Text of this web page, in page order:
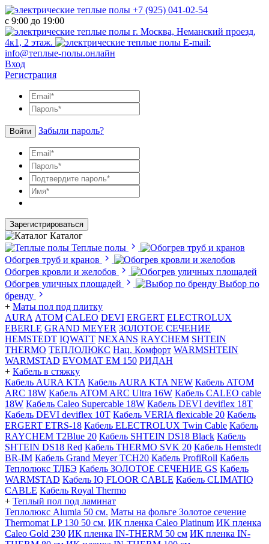
+7 (925) 041-02-54
с 9:00 до 19:00
г. Москва, Неманский проезд,
4к1, 2 этаж.
E-mail:
info@теплые-полы.онлайн
Вход
Регистрация
Войти Забыли пароль?
Зарегистрироваться
Каталог
Теплые полы
Обогрев труб и кранов
Обогрев кровли и желобов
Обогрев уличных площадей
Выбор по
бренду
+ Маты пол под плитку
AURA АТОМ CALEO DEVI ERGERT ELECTROLUX
EBERLE GRAND MEYER ЗОЛОТОЕ СЕЧЕНИЕ
HEMSTEDT IQWATT NEXANS RAYCHEM SHTEIN
THERMO ТЕПЛОЛЮКС Нац. Комфорт WARMSHTEIN
WARMSTAD EVOMAT EM 150 РИДАН
+ Кабель в стяжку
Кабель AURA KTA Кабель AURA KTA NEW Кабель ATOM
ARC 18W Кабель ATOM ARC Ultra 16W Кабель CALEO cable
18W Кабель Caleo Supercable 18W Кабель DEVI deviflex 18T
Кабель DEVI deviflex 10T Кабель VERIA flexicable 20 Кабель
ERGERT ETRS-18 Кабель ELECTROLUX Twin Cable Кабель
RAYCHEM T2Blue 20 Кабель SHTEIN DS18 Black Кабель
SHTEIN DS18 Red Кабель THERMO SVK 20 Кабель Hemstedt
BR-IM Кабель Grand Meyer TCH20 Кабель ProfiRoll Кабель
Теплолюкс ТЛБЭ Кабель ЗОЛОТОЕ СЕЧЕНИЕ GS Кабель
WARMSTAD Кабель IQ FLOOR CABLE Кабель CLIMATIQ
CABLE Кабель Royal Thermo
+ Теплый пол под ламинат
Теплолюкс Alumia 50 см. Маты на фольге Золотое сечение
Thermomat LP 130 50 cм. ИК пленка Caleo Platinum ИК пленка
Caleo Gold 230 ИК пленка IN-THERM 50 см ИК пленка IN-